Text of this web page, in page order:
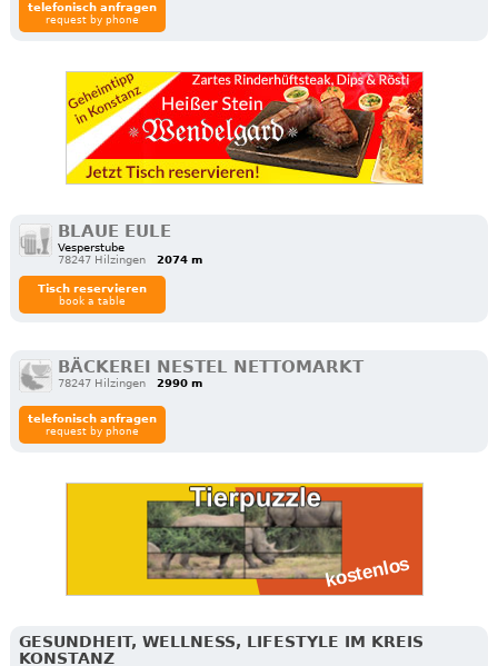
telefonisch anfragen
request by phone
BLAUE EULE
Vesperstube
78247 Hilzingen
2074 m
Tisch reservieren
book a table
BÄCKEREI NESTEL NETTOMARKT
78247 Hilzingen 2990 m
telefonisch anfragen
request by phone
GESUNDHEIT, WELLNESS, LIFESTYLE IM KREIS
KONSTANZ